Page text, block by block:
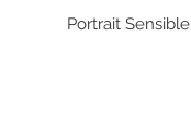
Portrait Sensible